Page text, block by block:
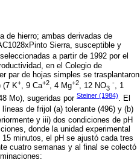
de hierro; ambas derivadas de
Sierra, susceptible y
a partir de 1992 por el
en el Colegio de
par de hojas simples se trasplantaron
(7 K+, 9 Ca+2, 4 Mg+2, 12 NO3
-, 1
Mo), sugeridas por Steiner (1984). El
de frijol (a) tolerante (496) y (b)
y iii) dos condiciones de pH
donde la unidad experimental
minutos, el pH se ajustó cada tres
cuatro semanas y al final se colectó